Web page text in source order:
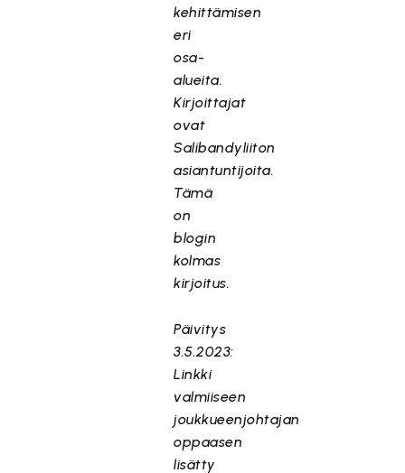
kehittämisen
eri
osa-
alueita.
Kirjoittajat
ovat
Salibandyliiton
asiantuntijoita.
Tämä
on
blogin
kolmas
kirjoitus.
Päivitys
3.5.2023:
Linkki
valmiiseen
joukkueenjohtajan
oppaasen
lisätty